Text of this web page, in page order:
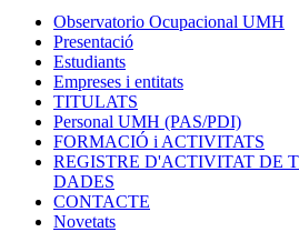
Observatorio Ocupacional UMH
Presentació
Estudiants
Empreses i entitats
TITULATS
Personal UMH (PAS/PDI)
FORMACIÓ i ACTIVITATS
REGISTRE D'ACTIVITAT DE
DADES
CONTACTE
Novetats